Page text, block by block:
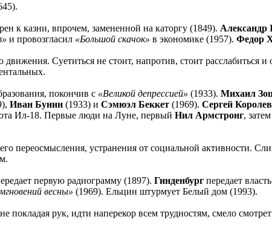
к казни, впрочем, замененной на каторгу (1849). Александр
и провозгласил «Большой скачок» в экономике (1957). Федор
Суетиться не стоит, напротив, стоит расслабиться и
покончив с «Великой депрессией» (1933). Михаил
Иван Бунин (1933) и Сэмюэл Беккет (1969). Сергей Королев
Ил-18. Первые люди на Луне, первый Нил Армстронг, затем
переосмысления, устранения от социальной активности.
первую радиограмму (1897). Гинденбург передает власть
весны» (1969). Ельцин штурмует Белый дом (1993).
рук, идти наперекор всем трудностям, смело